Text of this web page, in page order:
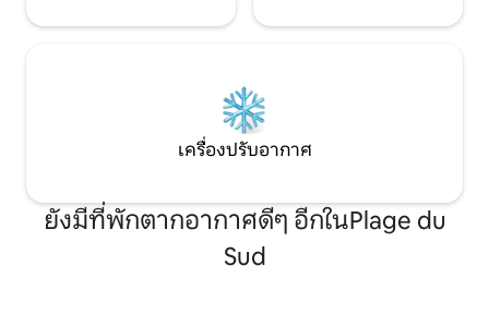
เครื่องปรับอากาศ
ยังมีที่พักตากอากาศดีๆ อีกในPlage du
Sud